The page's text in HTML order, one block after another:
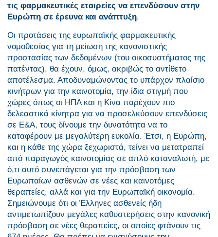
τις φαρμακευτικές εταιρείες να επενδύσουν στην
Ευρώπη σε έρευνα και ανάπτυξη.
Οι προτάσεις της ευρωπαϊκής φαρμακευτικής
νομοθεσίας για τη μείωση της κανονιστικής
προστασίας των δεδομένων (του οικοσυστήματος της
πατέντας), θα έχουν, όμως, ακριβώς το αντίθετο
αποτέλεσμα. Αποδυναμώνοντας το υπάρχον πλαίσιο
κινήτρων για την καινοτομία, την ίδια στιγμή που
χώρες όπως οι ΗΠΑ και η Κίνα παρέχουν πιο
δελεαστικά κίνητρα για να προσελκύσουν επενδύσεις
σε Ε&Α, τους δίνουμε την δυνατότητα να το
καταφέρουν με μεγαλύτερη ευκολία. Έτσι, η Ευρώπη,
και η κάθε της χώρα ξεχωριστά, τείνει να μετατραπεί
από παραγωγός καινοτομίας σε απλό καταναλωτή, με
ό,τι αυτό συνεπάγεται για την πρόσβαση των
Ευρωπαίων ασθενών σε νέες και καινοτόμες
θεραπείες, αλλά και για την Ευρωπαϊκή οικονομία.
Σημειώνουμε ότι οι Έλληνες ασθενείς ήδη
αντιμετωπίζουν μεγάλες καθυστερήσεις στην κανονική
πρόσβαση σε νέες θεραπείες, οι οποίες φτάνουν τις